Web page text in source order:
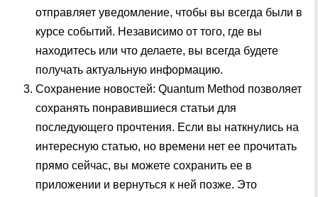
отправляет уведомление, чтобы вы всегда были в
курсе событий. Независимо от того, где вы
находитесь или что делаете, вы всегда будете
получать актуальную информацию.
Сохранение новостей: Quantum Method позволяет
сохранять понравившиеся статьи для
последующего прочтения. Если вы наткнулись на
интересную статью, но времени нет ее прочитать
прямо сейчас, вы можете сохранить ее в
приложении и вернуться к ней позже. Это